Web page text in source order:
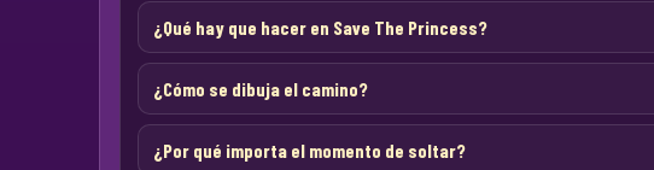
¿Qué hay que hacer en Save The Princess?
¿Cómo se dibuja el camino?
¿Por qué importa el momento de soltar?